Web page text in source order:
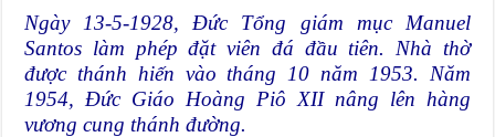
Ngày 13-5-1928, Đức Tổng giám mục Manuel
Santos làm phép đặt viên đá đầu tiên. Nhà thờ
được thánh hiến vào tháng 10 năm 1953. Năm
1954, Đức Giáo Hoàng Piô XII nâng lên hàng
vương cung thánh đường.